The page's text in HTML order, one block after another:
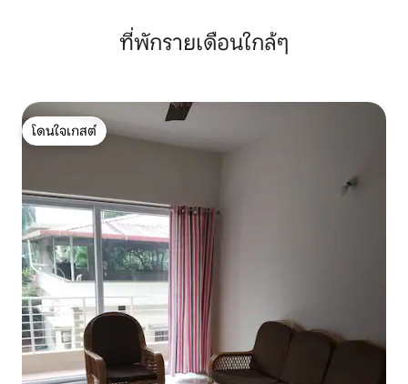
ที่พักรายเดือนใกล้ๆ
โดนใจเกสต์
โดนใจเกสต์